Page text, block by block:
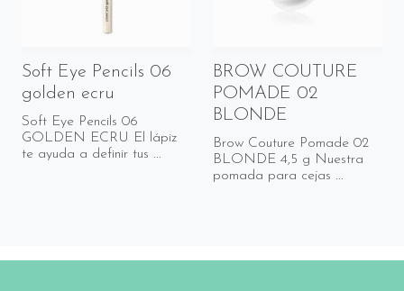
Soft Eye Pencils 06
golden ecru
Soft Eye Pencils 06
GOLDEN ECRU El lápiz
te ayuda a definir tus ...
BROW COUTURE
POMADE 02
BLONDE
Brow Couture Pomade 02
BLONDE 4,5 g Nuestra
pomada para cejas ...